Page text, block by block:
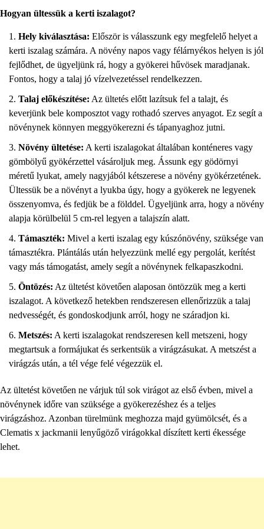
Hogyan ültessük a kerti iszalagot?
Hely kiválasztása: Először is válasszunk egy megfelelő helyet a
kerti iszalag számára. A növény napos vagy félárnyékos helyen is jól
fejlődhet, de ügyeljünk rá, hogy a gyökerei hűvösek maradjanak.
Fontos, hogy a talaj jó vízelvezetéssel rendelkezzen.
Talaj előkészítése: Az ültetés előtt lazítsuk fel a talajt, és
keverjünk bele komposztot vagy rothadó szerves anyagot. Ez segít a
növénynek könnyen meggyökerezni és tápanyaghoz jutni.
Növény ültetése: A kerti iszalagokat általában konténeres vagy
gömbölyű gyökérzettel vásároljuk meg. Ássunk egy gödörnyi
méretű lyukat, amely nagyjából kétszerese a növény gyökérzetének.
Ültessük be a növényt a lyukba úgy, hogy a gyökerek ne legyenek
összenyomva, és fedjük be a földdel. Ügyeljünk arra, hogy a növény
alapja körülbelül 5 cm-rel legyen a talajszín alatt.
Támaszték: Mivel a kerti iszalag egy kúszónövény, szüksége van
támasztékra. Plántálás után helyezzünk mellé egy pergolát, kerítést
vagy más támogatást, amely segít a növénynek felkapaszkodni.
Öntözés: Az ültetést követően alaposan öntözzük meg a kerti
iszalagot. A következő hetekben rendszeresen ellenőrizzük a talaj
nedvességét, és gondoskodjunk arról, hogy ne száradjon ki.
Metszés: A kerti iszalagokat rendszeresen kell metszeni, hogy
megtartsuk a formájukat és serkentsük a virágzásukat. A metszést a
virágzás után, a tél vége felé végezzük el.
Az ültetést követően ne várjuk túl sok virágot az első évben, mivel a
növénynek időre van szüksége a gyökerezéshez és a teljes
virágzáshoz. Azonban türelmünk meghozza majd gyümölcsét, és a
Clematis x jackmanii lenyűgöző virágokkal díszített kerti ékessége
lehet.